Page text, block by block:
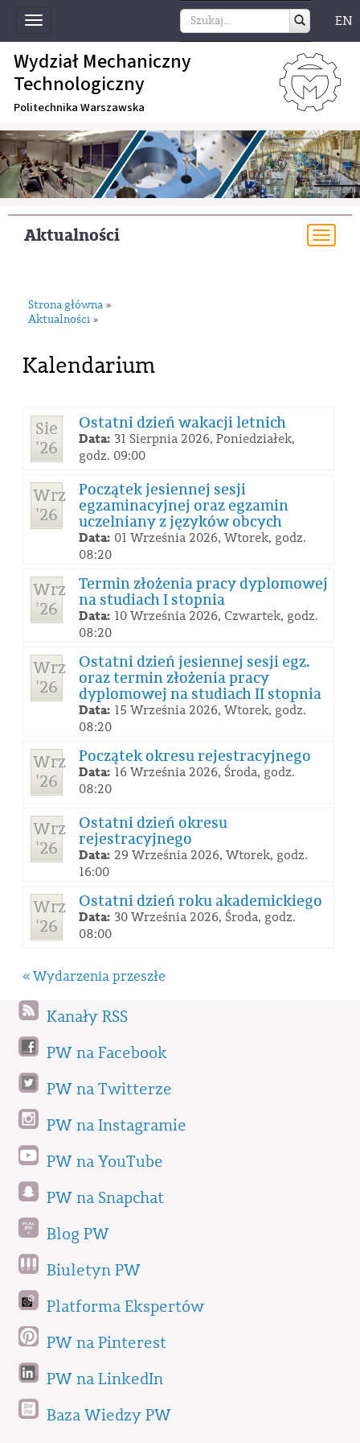
Toggle
navigation
EN
Wydział Mechaniczny
Technologiczny
Politechnika Warszawska
Aktualności
Strona główna »
Aktualności »
Kalendarium
Sie
'26
Ostatni dzień wakacji letnich
Data: 31 Sierpnia 2026, Poniedziałek,
godz. 09:00
Wrz
'26
Początek jesiennej sesji
egzaminacyjnej oraz egzamin
uczelniany z języków obcych
Data: 01 Września 2026, Wtorek, godz.
08:20
Wrz
'26
Termin złożenia pracy dyplomowej
na studiach I stopnia
Data: 10 Września 2026, Czwartek, godz.
08:20
Wrz
'26
Ostatni dzień jesiennej sesji egz.
oraz termin złożenia pracy
dyplomowej na studiach II stopnia
Data: 15 Września 2026, Wtorek, godz.
08:20
Wrz
'26
Początek okresu rejestracyjnego
Data: 16 Września 2026, Środa, godz.
08:20
Wrz
'26
Ostatni dzień okresu
rejestracyjnego
Data: 29 Września 2026, Wtorek, godz.
16:00
Wrz
'26
Ostatni dzień roku akademickiego
Data: 30 Września 2026, Środa, godz.
08:00
« Wydarzenia przeszłe
Kanały RSS
PW na Facebook
PW na Twitterze
PW na Instagramie
PW na YouTube
PW na Snapchat
Blog PW
Biuletyn PW
Platforma Ekspertów
PW na Pinterest
PW na LinkedIn
Baza Wiedzy PW